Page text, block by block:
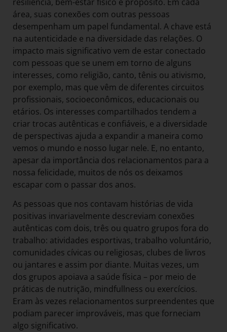
área, suas conexões com outras pessoas
desempenham um papel fundamental. A chave está
na autenticidade e na diversidade das relações. O
impacto mais significativo vem de estar conectado
com pessoas que se unem em torno de alguns
interesses, como religião, canto, tênis ou ativismo,
por exemplo, mas que vêm de diferentes circuitos
profissionais, socioeconômicos, educacionais ou
etários. Os interesses compartilhados tendem a
criar trocas autênticas e confiáveis, e a diversidade
de perspectivas ajuda a expandir a maneira como
vemos o mundo e nosso lugar nele. E, no entanto,
apesar da importância dos relacionamentos para a
nossa felicidade, muitos de nós os deixamos
escapar com o passar dos anos.
As pessoas que nos contavam histórias de vida
positivas invariavelmente descreviam conexões
autênticas com dois, três ou quatro grupos fora do
trabalho: atividades esportivas, trabalho voluntário,
comunidades cívicas ou religiosas, clubes de livros
ou jantares e assim por diante. Muitas vezes, um
dos grupos apoiava a saúde física – por meio de
práticas de nutrição, mindfullness ou exercícios.
Eram às vezes relacionamentos surpreendentes que
podiam parecer improváveis, mas que forneciam
algo significativo.